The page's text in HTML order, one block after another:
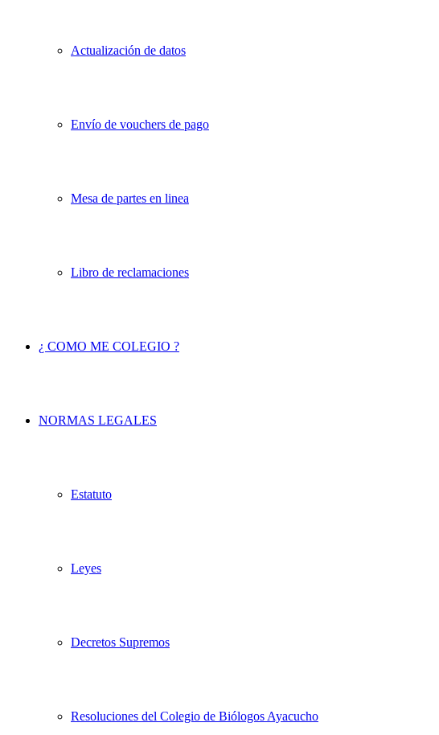
Actualización de datos
Envío de vouchers de pago
Mesa de partes en linea
Libro de reclamaciones
¿ COMO ME COLEGIO ?
NORMAS LEGALES
Estatuto
Leyes
Decretos Supremos
Resoluciones del Colegio de Biólogos Ayacucho